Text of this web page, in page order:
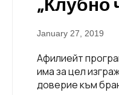
January 27, 2019
Афилиейт
има за цел
доверие към